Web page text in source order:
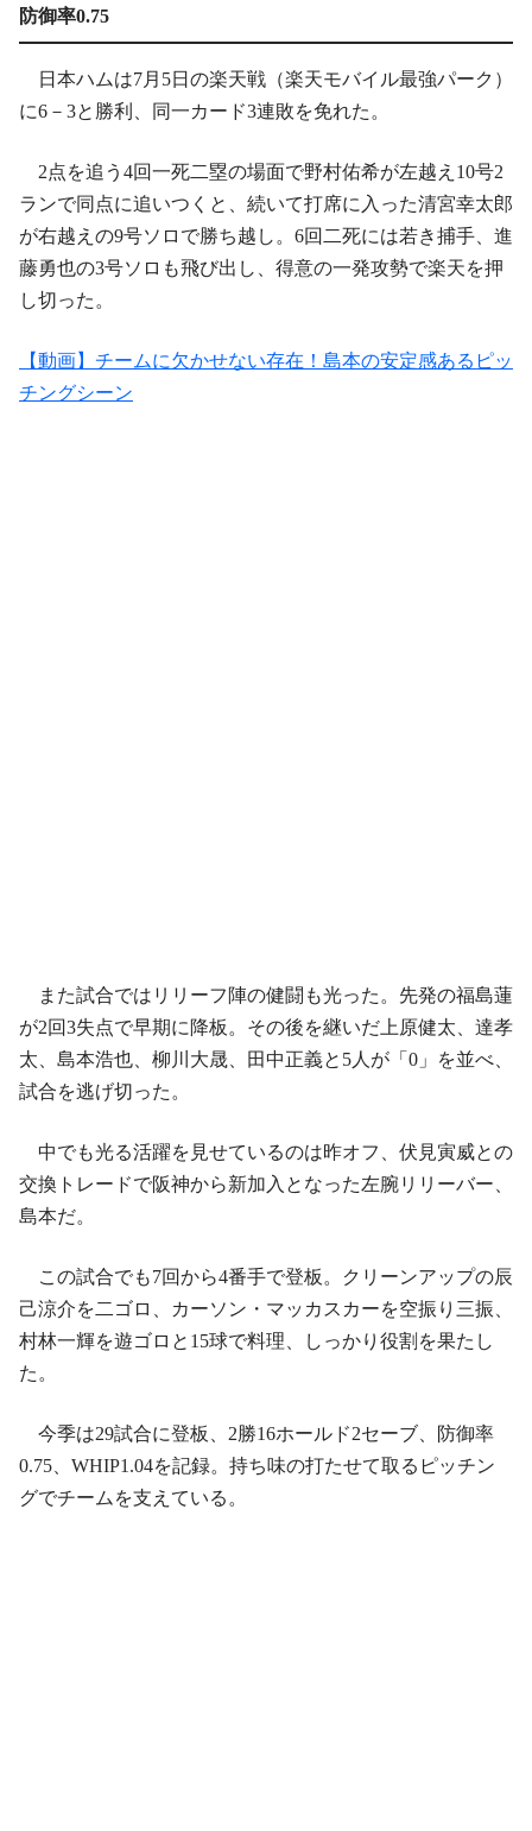
防御率0.75
日本ハムは7月5日の楽天戦（楽天モバイル最強パーク）
に6－3と勝利、同一カード3連敗を免れた。
2点を追う4回一死二塁の場面で野村佑希が左越え10号2
ランで同点に追いつくと、続いて打席に入った清宮幸太郎
が右越えの9号ソロで勝ち越し。6回二死には若き捕手、進
藤勇也の3号ソロも飛び出し、得意の一発攻勢で楽天を押
し切った。
【動画】チームに欠かせない存在！島本の安定感あるピッ
チングシーン
また試合ではリリーフ陣の健闘も光った。先発の福島蓮
が2回3失点で早期に降板。その後を継いだ上原健太、達孝
太、島本浩也、柳川大晟、田中正義と5人が「0」を並べ、
試合を逃げ切った。
中でも光る活躍を見せているのは昨オフ、伏見寅威との
交換トレードで阪神から新加入となった左腕リリーバー、
島本だ。
この試合でも7回から4番手で登板。クリーンアップの辰
己涼介を二ゴロ、カーソン・マッカスカーを空振り三振、
村林一輝を遊ゴロと15球で料理、しっかり役割を果たし
た。
今季は29試合に登板、2勝16ホールド2セーブ、防御率
0.75、WHIP1.04を記録。持ち味の打たせて取るピッチン
グでチームを支えている。